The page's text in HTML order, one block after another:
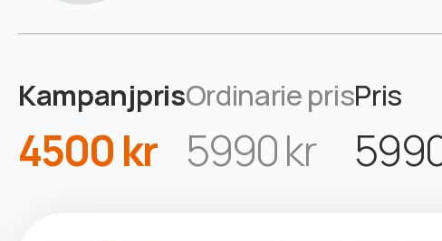
Kampanjpris
4500 kr
Ordinarie pris
5990 kr
Pris